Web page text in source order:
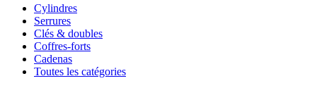
Cylindres
Serrures
Clés & doubles
Coffres-forts
Cadenas
Toutes les catégories